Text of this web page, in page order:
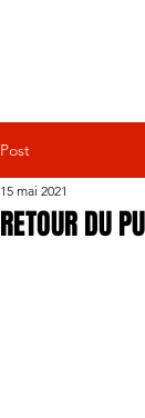
Post
RETOUR DU
15 mai 2021